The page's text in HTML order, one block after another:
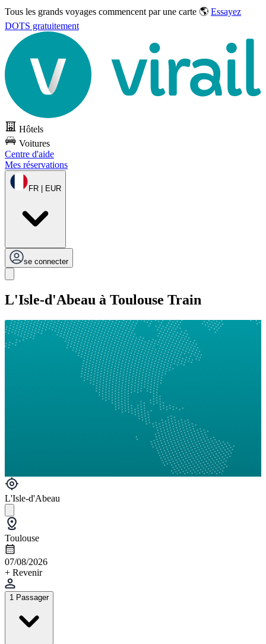
Tous les grands voyages commencent par une carte 🌎 Essayez
DOTS gratuitement
Hôtels
Voitures
Centre d'aide
Mes réservations
FR | EUR
se connecter
L'Isle-d'Abeau à Toulouse Train
L'Isle-d'Abeau
Toulouse
07/08/2026
+ Revenir
1 Passager